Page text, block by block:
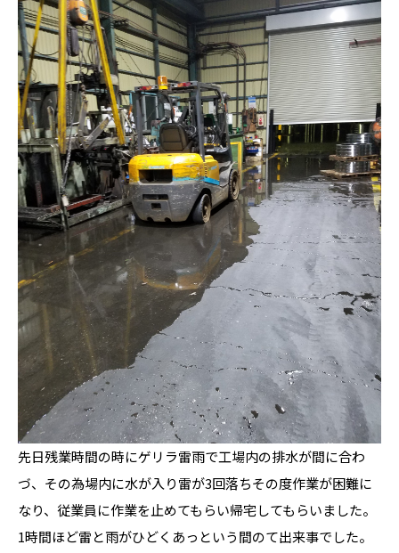
先日残業時間の時にゲリラ雷雨で工場内の排水が間に合わ
づ、その為場内に水が入り雷が3回落ちその度作業が困難に
なり、従業員に作業を止めてもらい帰宅してもらいました。
1時間ほど雷と雨がひどくあっという間のて出来事でした。